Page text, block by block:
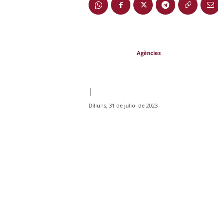
Agències
|
Dilluns, 31 de juliol de 2023